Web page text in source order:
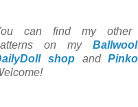
can find my other
on my
shopand